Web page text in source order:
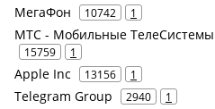
МегаФон 10742 1
МТС - Мобильные ТелеСистемы
15759 1
Apple Inc 13156 1
Telegram Group 2940 1